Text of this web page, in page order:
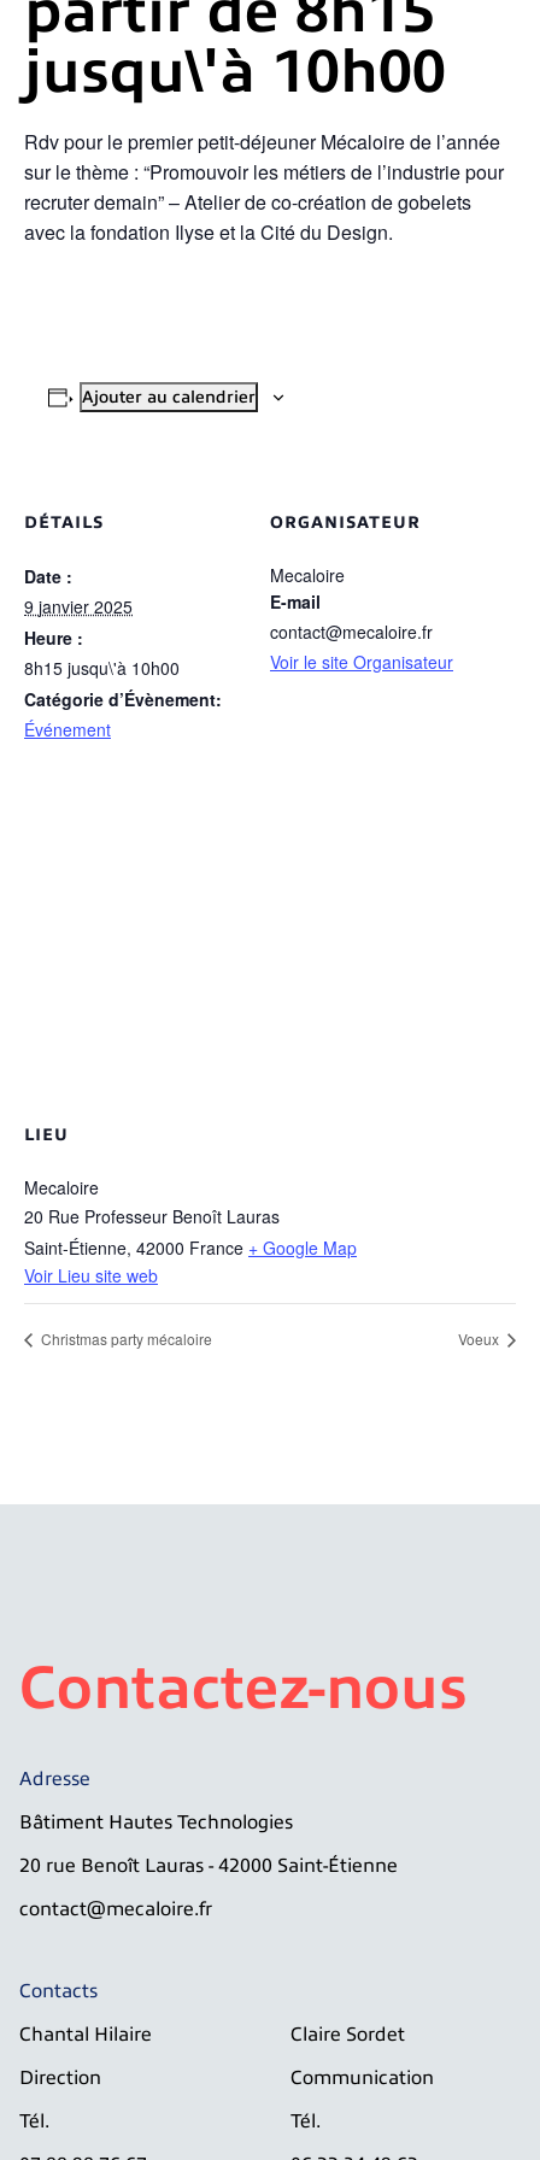
jusqu\'à 10h00
Rdv pour le premier petit-déjeuner Mécaloire de l’année
sur le thème : “Promouvoir les métiers de l’industriepour
recruter demain” –Atelier de co-création de gobelets
avec la fondation Ilyse et la Cité du Design.
Ajouter au calendrier
DÉTAILS
Date :
9 janvier 2025
Heure :
8h15 jusqu\'à 10h00
Catégorie d’Évènement:
Événement
ORGANISATEUR
Mecaloire
E-mail
contact@mecaloire.fr
Voir le site Organisateur
LIEU
Mecaloire
20 Rue Professeur Benoît Lauras
Saint-Étienne, 42000 France + Google Map
Voir Lieu site web
Christmas party mécaloire Voeux
Contactez-nous
Adresse
Bâtiment Hautes Technologies
20 rue Benoît Lauras - 42000 Saint-Étienne
contact@mecaloire.fr
Contacts
Chantal Hilaire
Direction
Tél.
Claire Sordet
Communication
Tél.